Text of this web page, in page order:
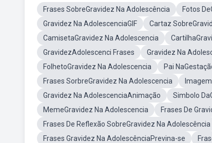
Frases SobreGravidez Na Adolescência Fotos
Gravidez Na AdolescenciaGIF
Cartaz
CamisetaGravidez Na Adolescencia
GravidezAdolescenci Frases
Gravidez Na
FolhetoGravidez Na Adolescencia
Pai
Frases SorbreGravidez Na Adolescencia
Gravidez Na AdolescenciaAnimação
Simbolo
MemeGravidez Na Adolescencia
Frases De
Frases De Reflexão SobreGravidez Na Adolescência
Frases Gravidez Na AdolescênciaPrevina-se